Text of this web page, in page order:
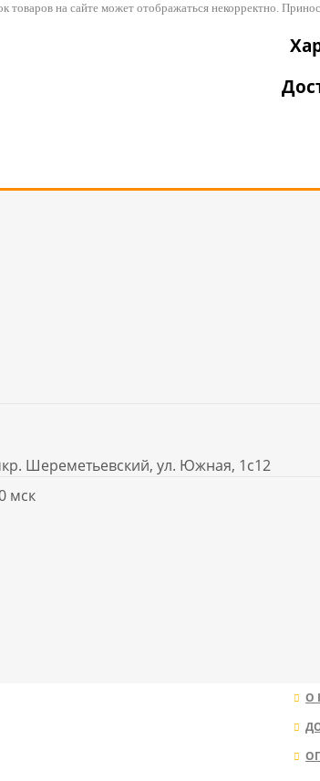
товаров на сайте может отображаться некорректно.
Шереметьевский, ул. Южная, 1с12
мск
О